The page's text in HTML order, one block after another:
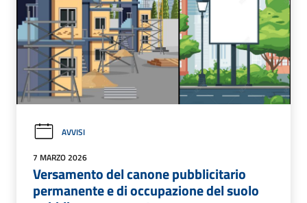
AVVISI
7 MARZO 2026
Versamento del canone pubblicitario
permanente e di occupazione del suolo